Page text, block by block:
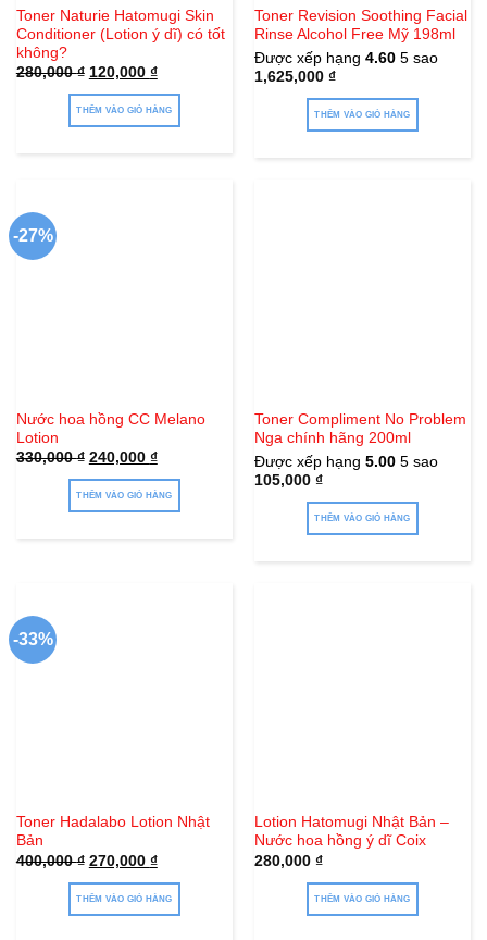
Toner Naturie Hatomugi Skin
Conditioner (Lotion ý dĩ) có tốt
không?
280,000₫ Giá
là:
280,000 ₫.
120,000 ₫Giá
tại
là:
120,000 ₫.
THÊM VÀO GIỎ HÀNG
Toner Revision Soothing Facial
Rinse Alcohol Free Mỹ 198ml
Được xếp hạng 4.605 sao
1,625,000 ₫
THÊM VÀO GIỎ HÀNG
-27%
Nước hoa hồng CC Melano
Lotion
330,000₫ Giá
là:
330,000 ₫.
240,000 ₫Giá
tại
là:
240,000 ₫.
THÊM VÀO GIỎ HÀNG
Toner Compliment No Problem
Nga chính hãng 200ml
Được xếp hạng 5.005 sao
105,000 ₫
THÊM VÀO GIỎ HÀNG
-33%
Toner Hadalabo Lotion Nhật
Bản
400,000₫ Giá
gốc
là:
400,000 ₫.
270,000 ₫Giá
hiện
tại
là:
270,000 ₫.
THÊM VÀO GIỎ HÀNG
Lotion Hatomugi Nhật Bản –
Nước hoa hồng ý dĩ Coix
280,000 ₫
THÊM VÀO GIỎ HÀNG